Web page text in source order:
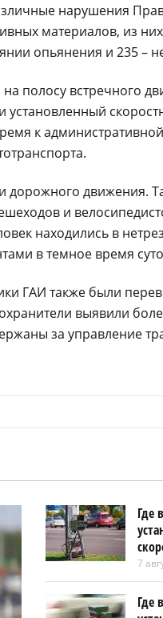
нарушения
материалов, из
опьянения и 235 –
полосу встречного
к
дорожного движения.
и
находились в
в темное время
ГАИ также были
выявили
за управление
Где
7
Где